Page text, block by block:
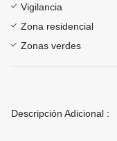
Vigilancia
Zona residencial
Zonas verdes
Descripción Adicional :